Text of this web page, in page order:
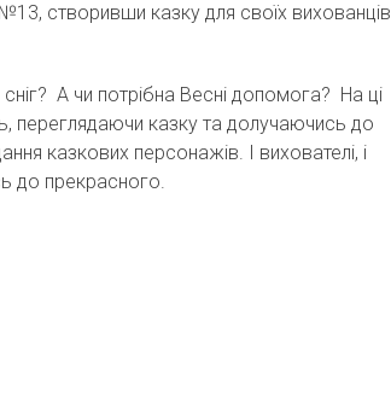
створивши казку для своїх вихованців
А чи потрібна Весні допомога? На ці
переглядаючи казку та долучаючись до
казкових персонажів. І вихователі, і
до прекрасного.